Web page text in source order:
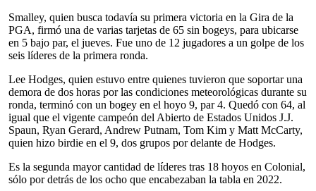
Smalley, quien busca todavía su primera victoria en la Gira de la
PGA, firmó una de varias tarjetas de 65 sin bogeys, para ubicarse
en 5 bajo par, el jueves. Fue uno de 12 jugadores a un golpe de los
seis líderes de la primera ronda.
Lee Hodges, quien estuvo entre quienes tuvieron que soportar una
demora de dos horas por las condiciones meteorológicas durante su
ronda, terminó con un bogey en el hoyo 9, par 4. Quedó con 64, al
igual que el vigente campeón del Abierto de Estados Unidos J.J.
Spaun, Ryan Gerard, Andrew Putnam, Tom Kim y Matt McCarty,
quien hizo birdie en el 9, dos grupos por delante de Hodges.
Es la segunda mayor cantidad de líderes tras 18 hoyos en Colonial,
sólo por detrás de los ocho que encabezaban la tabla en 2022.